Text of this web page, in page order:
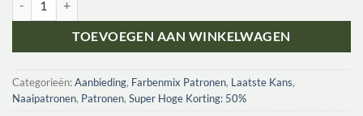
TOEVOEGEN AAN WINKELWAGEN
Categorieën:Aanbieding, Farbenmix Patronen, Laatste Kans,
Naaipatronen, Patronen, Super Hoge Korting: 50%